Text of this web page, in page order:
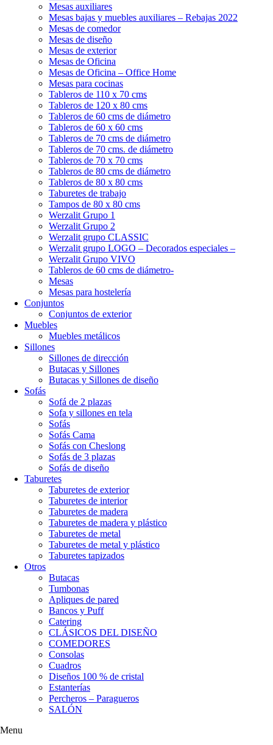
Mesas auxiliares
Mesas bajas y muebles auxiliares – Rebajas 2022
Mesas de comedor
Mesas de diseño
Mesas de exterior
Mesas de Oficina
Mesas de Oficina – Office Home
Mesas para cocinas
Tableros de 110 x 70 cms
Tableros de 120 x 80 cms
Tableros de 60 cms de diámetro
Tableros de 60 x 60 cms
Tableros de 70 cms de diámetro
Tableros de 70 cms. de diámetro
Tableros de 70 x 70 cms
Tableros de 80 cms de diámetro
Tableros de 80 x 80 cms
Taburetes de trabajo
Tampos de 80 x 80 cms
Werzalit Grupo 1
Werzalit Grupo 2
Werzalit grupo CLASSIC
Werzalit grupo LOGO – Decorados especiales –
Werzalit Grupo VIVO
Tableros de 60 cms de diámetro-
Mesas
Mesas para hostelería
Conjuntos
Conjuntos de exterior
Muebles
Muebles metálicos
Sillones
Sillones de dirección
Butacas y Sillones
Butacas y Sillones de diseño
Sofás
Sofá de 2 plazas
Sofa y sillones en tela
Sofás
Sofás Cama
Sofás con Cheslong
Sofás de 3 plazas
Sofás de diseño
Taburetes
Taburetes de exterior
Taburetes de interior
Taburetes de madera
Taburetes de madera y plástico
Taburetes de metal
Taburetes de metal y plástico
Taburetes tapizados
Otros
Butacas
Tumbonas
Apliques de pared
Bancos y Puff
Catering
CLÁSICOS DEL DISEÑO
COMEDORES
Consolas
Cuadros
Diseños 100 % de cristal
Estanterías
Percheros – Paragueros
SALÓN
Menu